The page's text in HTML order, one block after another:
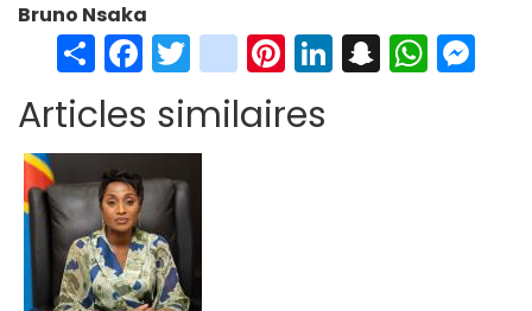
Bruno Nsaka
S
h
ar
e
Fa
ce
b
o
o
k
T
wi
tt
er
in
st
ag
Pi
er
Li S W
Articles similaires